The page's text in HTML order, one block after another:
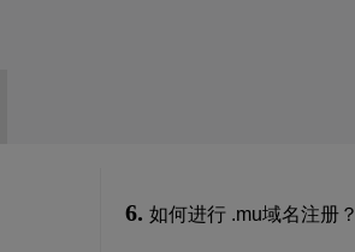
6. 如何进行 .mu域名注册？